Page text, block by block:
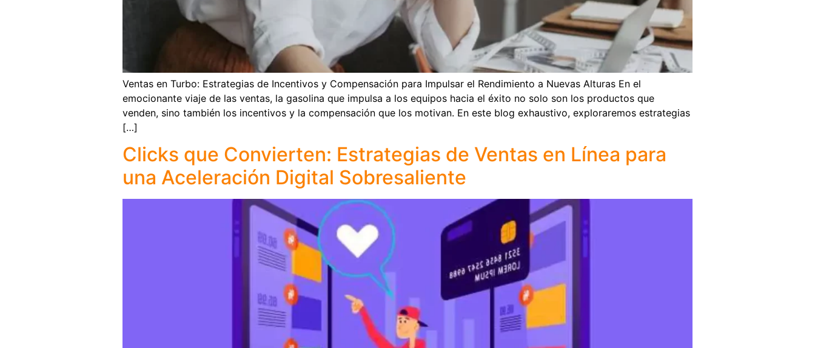
Ventas en Turbo: Estrategias de Incentivos y Compensación para Impulsar el Rendimiento a Nuevas Alturas En el
emocionante viaje de las ventas, la gasolina que impulsa a los equipos hacia el éxito no solo son los productos que
venden, sino también los incentivos y la compensación que los motivan. En este blog exhaustivo, exploraremos estrategias
[…]
Clicks que Convierten: Estrategias de Ventas en Línea para
una Aceleración Digital Sobresaliente